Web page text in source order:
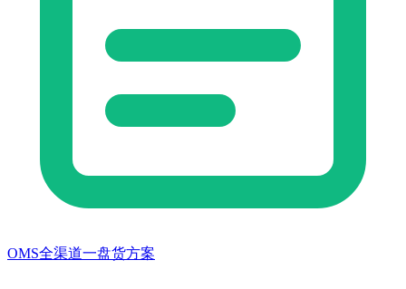
OMS全渠道一盘货方案